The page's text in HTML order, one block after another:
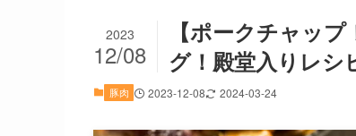
【ポークチャッ
グ！殿堂入りレシ
2023
12/08
豚肉 2023-12-08 2024-03-24